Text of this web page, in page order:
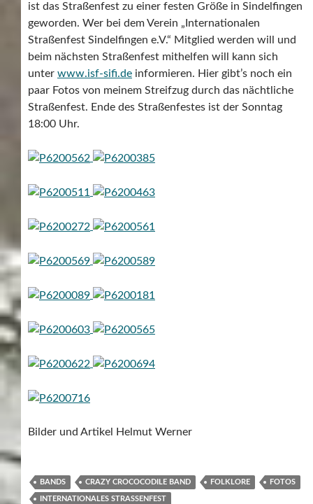
ist das Straßenfest zu einer festen Größe in Sindelfingen
geworden. Wer bei dem Verein „Internationalen
Straßenfest Sindelfingen e.V.“ Mitglied werden will und
beim nächsten Straßenfest mithelfen will kann sich
unter www.isf-sifi.de informieren. Hier gibt’s noch ein
paar Fotos von meinem Streifzug durch das nächtliche
Straßenfest. Ende des Straßenfestes ist der Sonntag
18:00 Uhr.
Bilder und Artikel Helmut Werner
BANDS CRAZY CROCOCODILE BAND FOLKLORE FOTOS
INTERNATIONALES STRASSENFEST